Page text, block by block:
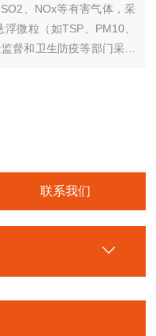
、NOx等有害气体，采
微粒（如TSP、PM10、
督和卫生防疫等部门采集
联系我们